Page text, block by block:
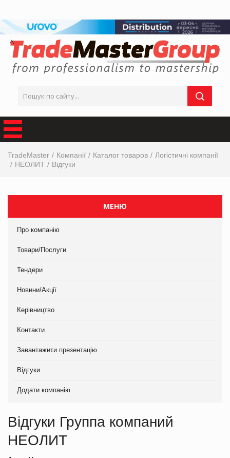
TradeMaster Компанії Каталог товаров
Логістичні компанії
НЕОЛИТ
Відгуки
МЕНЮ
Про компанію
Товари/Послуги
Тендери
Новини/Акції
Керівництво
Контакти
Завантажити презентацію
Відгуки
Додати компанію
Відгуки Группа компаний
НЕОЛИТ